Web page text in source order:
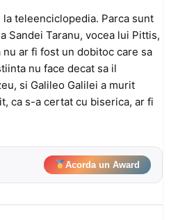
la teleenciclopedia. Parca sunt
Sandei Taranu, vocea lui Pittis,
nu ar fi fost un dobitoc care sa
nu face decat sa il
si Galileo Galilei a murit
ca s-a certat cu biserica, ar fi
Acorda un Award